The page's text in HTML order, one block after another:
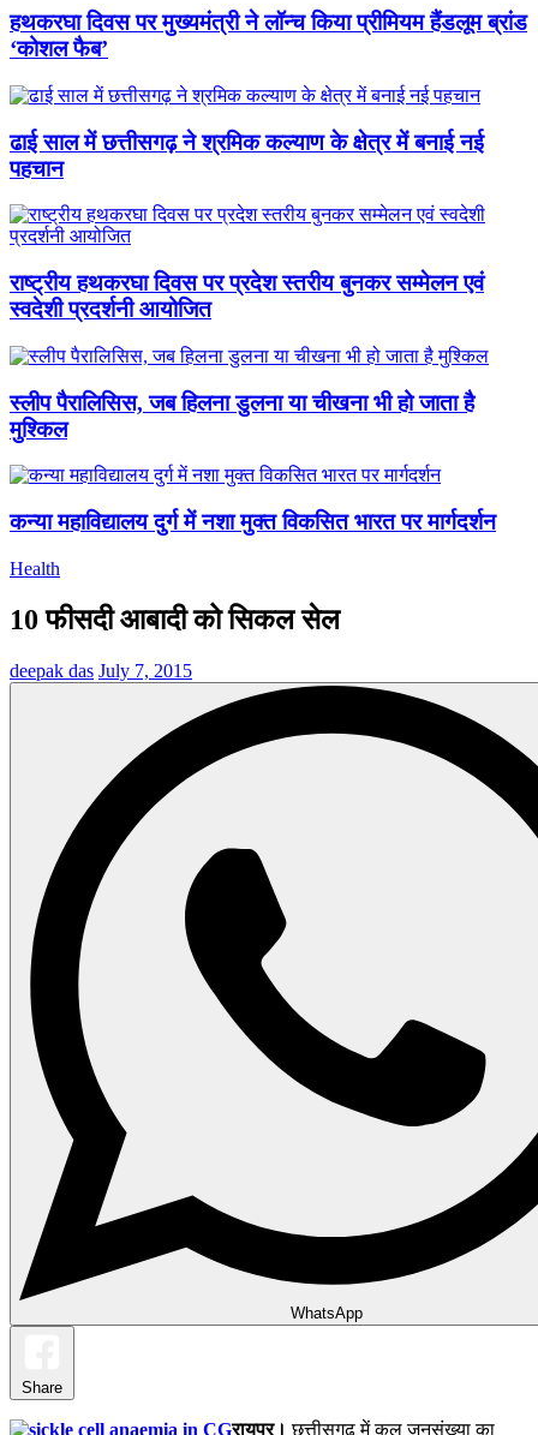
हथकरघा दिवस पर मुख्यमंत्री ने लॉन्च किया प्रीमियम हैंडलूम ब्रांड
‘कोशल फैब’
ढाई साल में छत्तीसगढ़ ने श्रमिक कल्याण के क्षेत्र में बनाई नई
पहचान
राष्ट्रीय हथकरघा दिवस पर प्रदेश स्तरीय बुनकर सम्मेलन एवं
स्वदेशी प्रदर्शनी आयोजित
स्लीप पैरालिसिस, जब हिलना डुलना या चीखना भी हो जाता है
मुश्किल
कन्या महाविद्यालय दुर्ग में नशा मुक्त विकसित भारत पर मार्गदर्शन
Health
10 फीसदी आबादी को सिकल सेल
deepak das July 7, 2015
WhatsApp
Share
रायपुर। छत्तीसगढ़ में कुल जनसंख्या का